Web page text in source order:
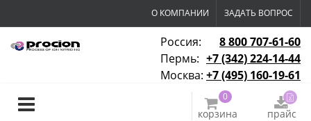
О КОМПАНИИ ЗАДАТЬ ВОПРОС
Россия:
8 800 707-61-60
Пермь: +7 (342) 224-14-44
Москва: +7 (495) 160-19-61
0
корзина прайс